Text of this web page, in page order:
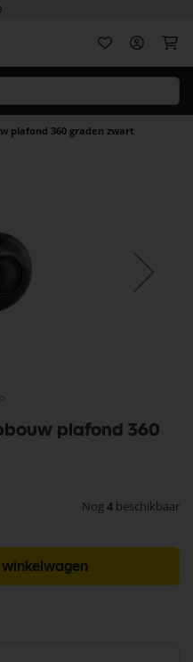
plafond 360 graden zwart
plafond 360
Nog 4 beschikbaar
winkelwagen